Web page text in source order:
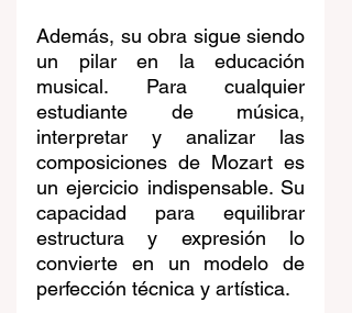
Además, su obra sigue siendo
un pilar en la educación
musical. Para cualquier
estudiante de música,
interpretar y analizar las
composiciones de Mozart es
un ejercicio indispensable. Su
capacidad para equilibrar
estructura y expresión lo
convierte en un modelo de
perfección técnica y artística.